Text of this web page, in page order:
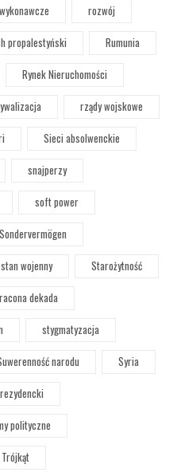
rozwój
propalestyński
Rumunia
Rynek Nieruchomości
rządy wojskowe
Sieci absolwenckie
snajperzy
soft power
Sondervermögen
stan wojenny
Starożytność
dekada
stygmatyzacja
narodu
Syria
polityczne